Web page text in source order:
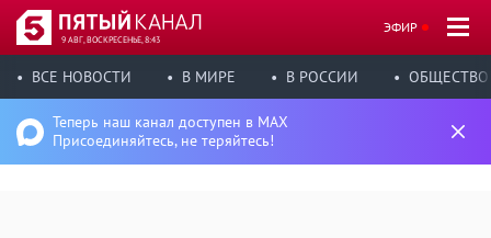
9 АВГ, ВОСКРЕСЕНЬЕ, 8:43
ЭФИР
ВСЕ НОВОСТИ В МИРЕ В РОССИИ ОБЩЕСТВО
Теперь наш канал доступен в MAX
Присоединяйтесь, не теряйтесь!